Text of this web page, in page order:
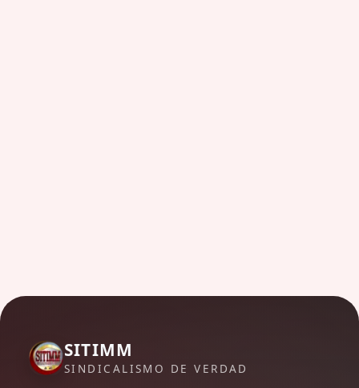
SITIMM
SINDICALISMO DE VERDAD